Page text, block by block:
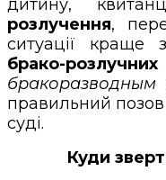
дитину,
розлучення,
ситуації краще
брако-
бракоразводным
правильний позов
суді.
Куди